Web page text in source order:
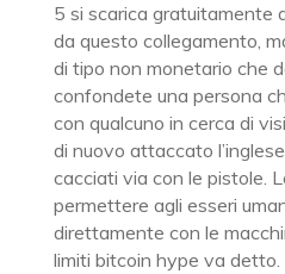
5 si scarica gratuitamente
da questo collegamento,
di tipo non monetario che
confondete una persona
con qualcuno in cerca di
di nuovo attaccato
cacciati via con le pistole.
permettere agli esseri
direttamente con le
limiti bitcoin hype va